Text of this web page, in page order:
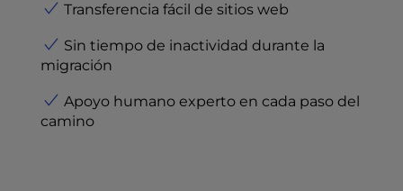
Transferencia fácil de sitios web
Sin tiempo de inactividad durante la
migración
Apoyo humano experto en cada paso del
camino